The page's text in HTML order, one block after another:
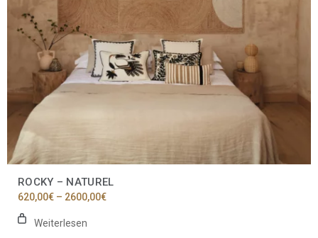
ROCKY – NATUREL
620,00€ – 2600,00€Preisspanne:
Weiterlesen